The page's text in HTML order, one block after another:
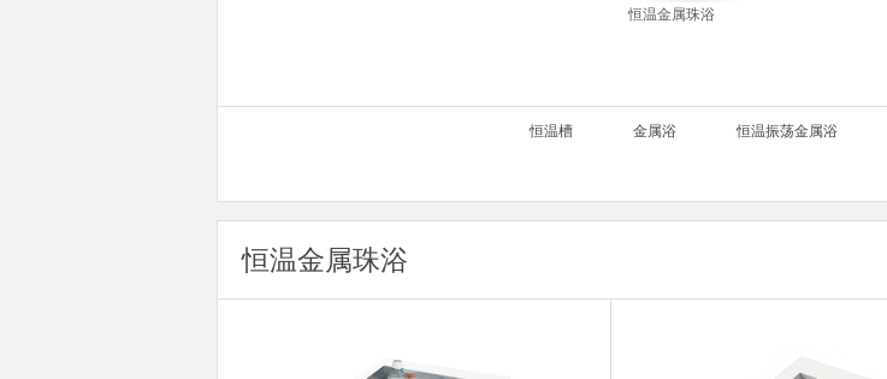
恒温金属珠浴
恒温槽 金属浴 恒温振荡金属浴
恒温金属珠浴